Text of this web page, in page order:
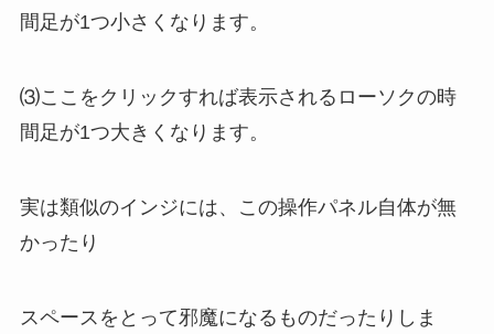
間足が1つ小さくなります。
⑶ここをクリックすれば表示されるローソクの時
間足が1つ大きくなります。
実は類似のインジには、この操作パネル自体が無
かったり
スペースをとって邪魔になるものだったりしま